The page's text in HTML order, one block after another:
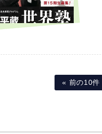
« 前の10件